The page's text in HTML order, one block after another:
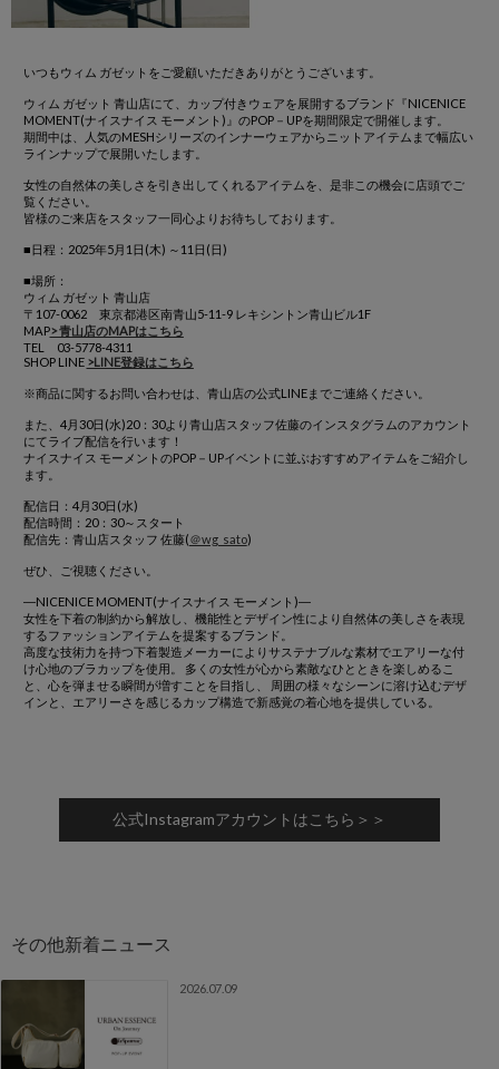
いつもウィム ガゼットをご愛顧いただきありがとうございます。
ウィム ガゼット 青山店にて、カップ付きウェアを展開するブランド『NICENICE
MOMENT(ナイスナイス モーメント)』のPOP－UPを期間限定で開催します。
期間中は、人気のMESHシリーズのインナーウェアからニットアイテムまで幅広い
ラインナップで展開いたします。
女性の自然体の美しさを引き出してくれるアイテムを、是非この機会に店頭でご
覧ください。
皆様のご来店をスタッフ一同心よりお待ちしております。
■日程：2025年5月1日(木) ～11日(日)
■場所：
ウィム ガゼット 青山店
〒107-0062 東京都港区南青山5-11-9 レキシントン青山ビル1F
MAP> 青山店のMAPはこちら
TEL 03-5778-4311
SHOP LINE >LINE登録はこちら
※商品に関するお問い合わせは、青山店の公式LINEまでご連絡ください。
また、4月30日(水)20：30より青山店スタッフ佐藤のインスタグラムのアカウント
にてライブ配信を行います！
ナイスナイス モーメントのPOP－UPイベントに並ぶおすすめアイテムをご紹介し
ます。
配信日：4月30日(水)
配信時間：20：30～スタート
配信先：青山店スタッフ 佐藤(＠wg_sato)
ぜひ、ご視聴ください。
―NICENICE MOMENT(ナイスナイス モーメント)―
女性を下着の制約から解放し、機能性とデザイン性により自然体の美しさを表現
するファッションアイテムを提案するブランド。
高度な技術力を持つ下着製造メーカーによりサステナブルな素材でエアリーな付
け心地のブラカップを使用。 多くの女性が心から素敵なひとときを楽しめるこ
と、心を弾ませる瞬間が増すことを目指し、 周囲の様々なシーンに溶け込むデザ
インと、エアリーさを感じるカップ構造で新感覚の着心地を提供している。
公式Instagramアカウントはこちら＞＞
2026.07.09